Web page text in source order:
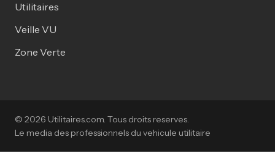
Utilitaires
Veille VU
Zone Verte
© 2026 Utilitaires.com. Tous droits reserves.
Le media des professionnels du vehicule utilitaire